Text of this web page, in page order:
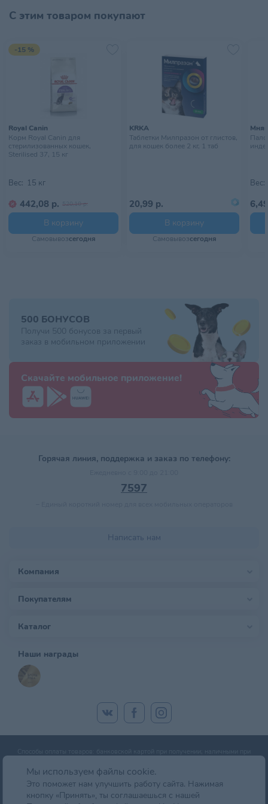
С этим товаром покупают
-15 %
Royal Canin
Корм Royal Canin для
стерилизованных кошек,
Sterilised 37, 15 кг
Вес: 15 кг
442,08 р. 520,10 р.
В корзину
Самовывозсегодня
KRKA
Таблетки Милпразон от глистов,
для кошек более 2 кг, 1 таб
20,99 р.
В корзину
Самовывозсегодня
Вес:
500 БОНУСОВ
Получи 500 бонусов за первый
заказ в мобильном приложении
Скачайте мобильное приложение!
Горячая линия, поддержка и заказ по телефону:
7597
Написать нам
Компания
Покупателям
Каталог
Наши награды
© zoobazar.by 2026 | ООО «Ветзообазар», УНП 192636458 | г. Минск, пр-т
Мы используем файлы cookie.
Это поможет нам улучшить работу сайта. Нажимая
кнопку «Принять», ты соглашаешься с нашей